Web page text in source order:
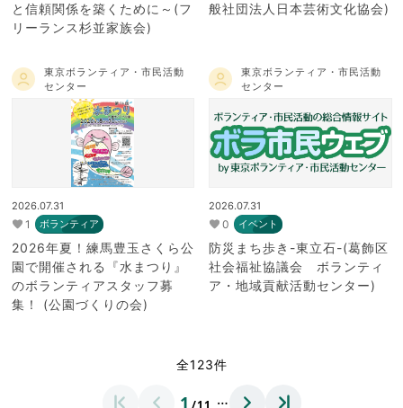
と信頼関係を築くために～(フ
リーランス杉並家族会)
般社団法人日本芸術文化協会)
東京ボランティア・市民活動
センター
2026.07.31
1 ボランティア
2026年夏！練馬豊玉さくら公
園で開催される『水まつり』
のボランティアスタッフ募
集！ (公園づくりの会)
東京ボランティア・市民活動
センター
2026.07.31
0 イベント
防災まち歩き-東立石-(葛飾区
社会福祉協議会 ボランティ
ア・地域貢献活動センター)
全123件
1 /11 …